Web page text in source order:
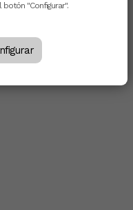
"Configurar".